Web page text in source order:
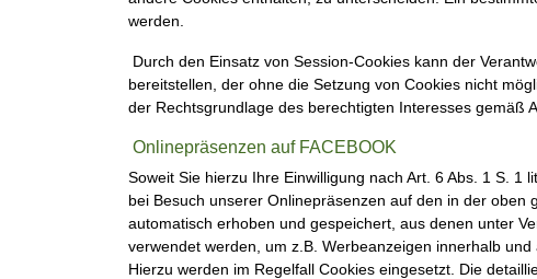
werden.
Durch den Einsatz von Session-Cookies kann der
bereitstellen, der ohne die Setzung von Cookies nicht
der Rechtsgrundlage des berechtigten Interesses gemäß
Onlinepräsenzen auf FACEBOOK
Soweit Sie hierzu Ihre Einwilligung nach Art. 6 Abs. 1 S.
bei Besuch unserer Onlinepräsenzen auf den in der
automatisch erhoben und gespeichert, aus denen unter
verwendet werden, um z.B. Werbeanzeigen innerhalb
Hierzu werden im Regelfall Cookies eingesetzt. Die